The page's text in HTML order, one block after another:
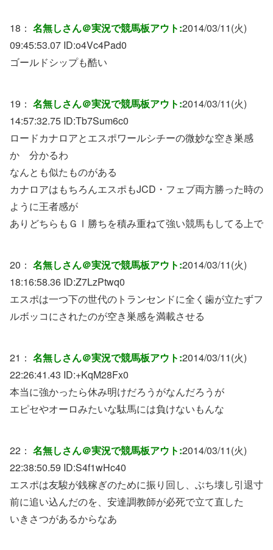
18： 名無しさん＠実況で競馬板アウト:2014/03/11(火)
09:45:53.07 ID:o4Vc4Pad0
ゴールドシップも酷い
19： 名無しさん＠実況で競馬板アウト:2014/03/11(火)
14:57:32.75 ID:Tb7Sum6c0
ロードカナロアとエスポワールシチーの微妙な空き巣感
か 分かるわ
なんとも似たものがある
カナロアはもちろんエスポもJCD・フェブ両方勝った時の
ように王者感が
ありどちらもＧⅠ勝ちを積み重ねて強い競馬もしてる上で
20： 名無しさん＠実況で競馬板アウト:2014/03/11(火)
18:16:58.36 ID:Z7LzPtwq0
エスポは一つ下の世代のトランセンドに全く歯が立たずフ
ルボッコにされたのが空き巣感を満載させる
21： 名無しさん＠実況で競馬板アウト:2014/03/11(火)
22:26:41.43 ID:+KqM28Fx0
本当に強かったら休み明けだろうがなんだろうが
エピセやオーロみたいな駄馬には負けないもんな
22： 名無しさん＠実況で競馬板アウト:2014/03/11(火)
22:38:50.59 ID:S4f1wHc40
エスポは友駿が銭稼ぎのために振り回し、ぶち壊し引退寸
前に追い込んだのを、安達調教師が必死で立て直した
いきさつがあるからなあ